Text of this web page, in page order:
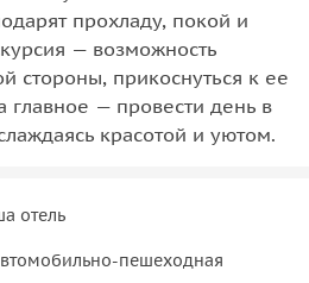
прохладу, покой и
— возможность
стороны, прикоснуться к ее
главное — провести день в
красотой и уютом.
отель
пешеходная